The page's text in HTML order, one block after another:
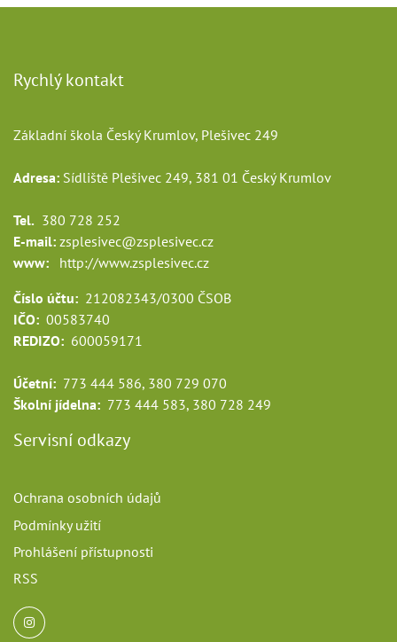
Rychlý kontakt
Základní škola Český Krumlov, Plešivec 249
Adresa: Sídliště Plešivec 249, 381 01 Český Krumlov
Tel. 380 728 252
E-mail: zsplesivec@zsplesivec.cz
www: http://www.zsplesivec.cz
Číslo účtu: 212082343/0300 ČSOB
IČO: 00583740
REDIZO: 600059171
Účetní: 773 444 586, 380 729 070
Školní jídelna: 773 444 583, 380 728 249
Servisní odkazy
Ochrana osobních údajů
Podmínky užití
Prohlášení přístupnosti
RSS